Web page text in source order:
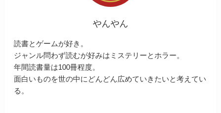
やんやん
読書とゲームが好き。
ジャンル問わず読むが好みはミステリーとホラー。
年間読書量は100冊程度。
面白いものを世の中にどんどん広めていきたいと考えてい
る。